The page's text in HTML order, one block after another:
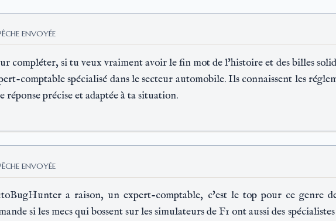
ENVOYÉE
compléter, si tu veux vraiment avoir le fin mot de l'histoire et des billes
comptable spécialisé dans le secteur automobile. Ils connaissent les
réponse précise et adaptée à ta situation.
ENVOYÉE
a raison, un expert-comptable, c'est le top pour ce genre
si les mecs qui bossent sur les simulateurs de F1 ont aussi des